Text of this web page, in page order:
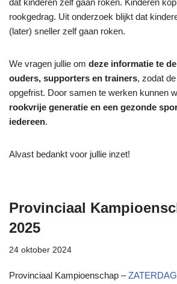
dat kinderen zelf gaan roken. Kinderen
rookgedrag. Uit onderzoek blijkt dat
(later) sneller zelf gaan roken.
We vragen jullie om deze informatie te
ouders, supporters en trainers, zodat
opgefrist. Door samen te werken kunnen
rookvrije generatie en een gezonde
iedereen.
Alvast bedankt voor jullie inzet!
Provinciaal
2025
24 oktober 2024
Provinciaal Kampioenschap –